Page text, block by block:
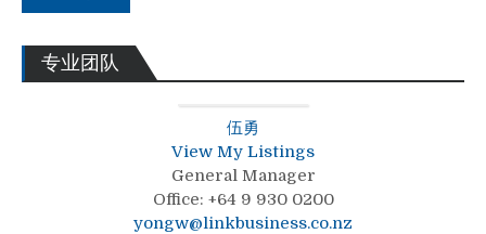
专业团队
伍勇
View My Listings
General Manager
Office: +64 9 930 0200
yongw@linkbusiness.co.nz